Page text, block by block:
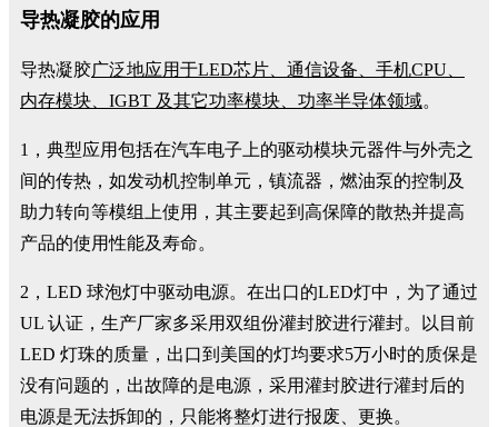
导热凝胶的应用
导热凝胶广泛地应用于LED芯片、通信设备、手机CPU、
内存模块、IGBT 及其它功率模块、功率半导体领域。
1，典型应用包括在汽车电子上的驱动模块元器件与外壳之
间的传热，如发动机控制单元，镇流器，燃油泵的控制及
助力转向等模组上使用，其主要起到高保障的散热并提高
产品的使用性能及寿命。
2，LED 球泡灯中驱动电源。在出口的LED灯中，为了通过
UL 认证，生产厂家多采用双组份灌封胶进行灌封。以目前
LED 灯珠的质量，出口到美国的灯均要求5万小时的质保是
没有问题的，出故障的是电源，采用灌封胶进行灌封后的
电源是无法拆卸的，只能将整灯进行报废、更换。